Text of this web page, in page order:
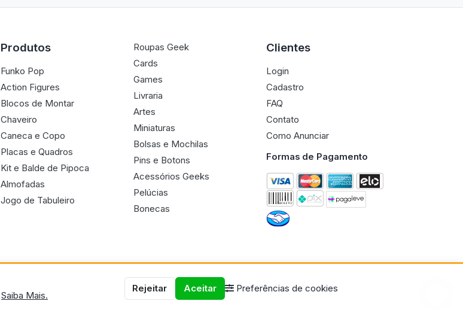
Saiba Mais.
Rejeitar Aceitar Preferências de cookies
Produtos
Funko Pop
Action Figures
Blocos de Montar
Chaveiro
Caneca e Copo
Placas e Quadros
Kit e Balde de Pipoca
Almofadas
Jogo de Tabuleiro
Roupas Geek
Cards
Games
Livraria
Artes
Miniaturas
Bolsas e Mochilas
Pins e Botons
Acessórios Geeks
Pelúcias
Bonecas
Clientes
Login
Cadastro
FAQ
Contato
Como Anunciar
Formas de Pagamento